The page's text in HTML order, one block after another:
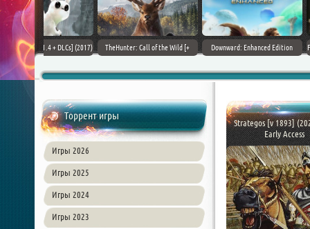
(2017)
TheHunter: Call of the Wild [+
Downward: Enhanced Edition
Field of Glory II [+
Торрент игры
Игры 2026
Игры 2025
Игры 2024
Игры 2023
Strategos [v 1893]
Early Access